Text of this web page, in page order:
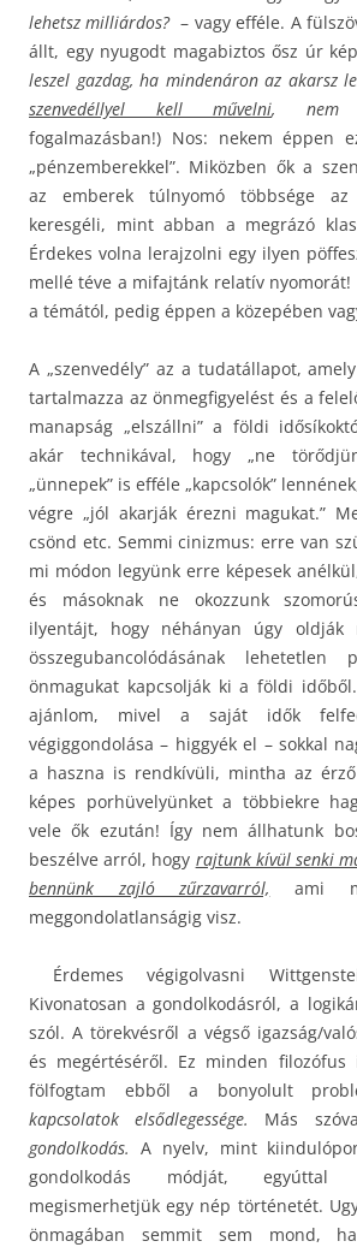
lehetsz milliárdos? – vagy efféle. A
állt, egy nyugodt magabiztos ősz úr
leszel gazdag, ha mindenáron az akarsz
szenvedéllyel kell művelni, nem
fogalmazásban!) Nos: nekem éppen
„pénzemberekkel”. Miközben ők a
az emberek túlnyomó többsége
keresgéli, mint abban a megrázó
Érdekes volna lerajzolni egy ilyen
mellé téve a mifajtánk relatív
a témától, pedig éppen a közepében
A „szenvedély” az a tudatállapot,
tartalmazza az önmegfigyelést és a
manapság „elszállni” a földi
akár technikával, hogy „ne
„ünnepek” is efféle „kapcsolók”
végre „jól akarják érezni magukat.”
csönd etc. Semmi cinizmus: erre van
mi módon legyünk erre képesek
és másoknak ne okozzunk
ilyentájt, hogy néhányan úgy
összegubancolódásának lehetetlen
önmagukat kapcsolják ki a földi
ajánlom, mivel a saját idők
végiggondolása – higgyék el – sokkal
a haszna is rendkívüli, mintha az
képes porhüvelyünket a többiekre
vele ők ezután! Így nem állhatunk
beszélve arról, hogy rajtunk kívül senki
bennünk zajló zűrzavarról, ami
meggondolatlanságig visz.
Érdemes végigolvasni
Kivonatosan a gondolkodásról, a
szól. A törekvésről a végső igazság/
és megértéséről. Ez minden
fölfogtam ebből a bonyolult
kapcsolatok elsődlegessége.
Más
gondolkodás. A nyelv, mint
gondolkodás módját, egyúttal
megismerhetjük egy nép történetét.
önmagában semmit sem mond,